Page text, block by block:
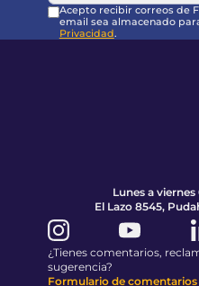
Acepto recibir correos de
email sea almacenado
Privacidad.
Lunes a viernes
El Lazo 8545,
¿Tienes comentarios,
sugerencia?
Formulario de